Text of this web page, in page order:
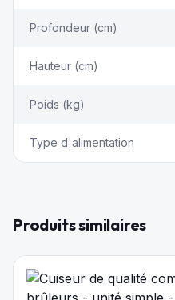
Profondeur (cm)
Hauteur (cm)
Poids (kg)
Type d'alimentation
Produits similaires